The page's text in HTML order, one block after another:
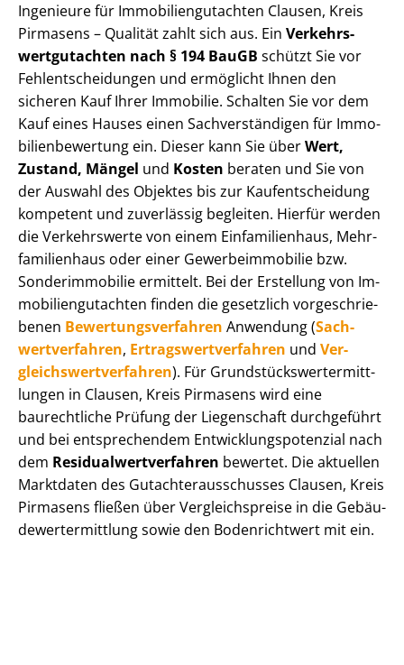
Ingenieure für Im­mo­bi­li­en­gut­ach­ten Clausen, Kreis
Pirmasens – Qualität zahlt sich aus. Ein Ver­kehrs­
wert­gut­ach­ten nach § 194 BauGB schützt Sie vor
Fehl­ent­schei­dun­gen und ermöglicht Ihnen den
sicheren Kauf Ihrer Immobilie. Schalten Sie vor dem
Kauf eines Hauses einen Sach­ver­stän­di­gen für Im­mo­
bi­li­en­be­wer­tung ein. Dieser kann Sie überWert,
Zustand, Mängel und Kosten beraten und Sie von
der Auswahl des Objektes bis zur Kauf­ent­schei­dung
kompetent und zuverlässig begleiten. Hierfür werden
die Verkehrswerte von einem Einfamilienhaus, Mehr­
fa­mi­li­en­haus oder einer Ge­wer­be­im­mo­bi­lie bzw.
Sonderimmobilie ermittelt. Bei der Erstellung von Im­
mo­bi­li­en­gut­ach­ten finden die gesetzlich vor­ge­schrie­
be­nen Be­wer­tungs­ver­fah­ren Anwendung (Sach­
wert­ver­fah­ren, Er­trags­wert­ver­fah­ren und Ver­
gleichs­wert­ver­fah­ren). Für Grund­stücks­wert­ermitt­
lun­gen in Clausen, Kreis Pirmasens wird eine
baurechtliche Prüfung der Liegenschaft durchgeführt
und bei entsprechendem Ent­wick­lungs­po­ten­zi­al nach
dem Re­si­du­al­wert­ver­fah­ren bewertet. Die aktuellen
Marktdaten des Gut­ach­ter­aus­schus­ses Clausen, Kreis
Pirmasens fließen über Ver­gleichs­prei­se in die Ge­bäu­
de­wert­ermitt­lung sowie den Bodenrichtwert mit ein.